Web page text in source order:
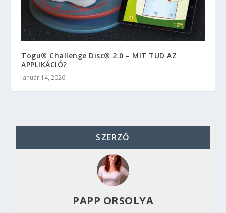
Togu® Challenge Disc® 2.0 – MIT TUD AZ
APPLIKÁCIÓ?
január 14, 2026
SZERZŐ
PAPP ORSOLYA